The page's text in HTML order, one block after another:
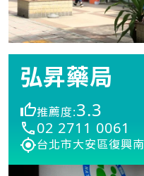
弘昇藥局
推薦度:3.3
02 2711 0061
台北市大安區復興